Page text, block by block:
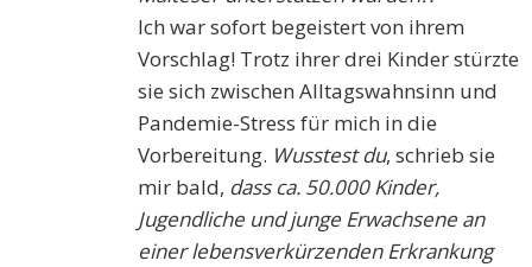
Ich war sofort begeistert von ihrem
Vorschlag! Trotz ihrer drei Kinder stürzte
sie sich zwischen Alltagswahnsinn und
Pandemie-Stress für mich in die
Vorbereitung. Wusstest du, schrieb sie
mir bald, dass ca. 50.000 Kinder,
Jugendliche und junge Erwachsene an
einer lebensverkürzenden Erkrankung